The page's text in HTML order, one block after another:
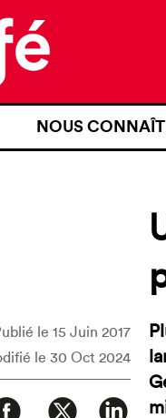
NOUS
NOS
TRANSPARENCE
le 15 Juin 2017
le 30 Oct 2024